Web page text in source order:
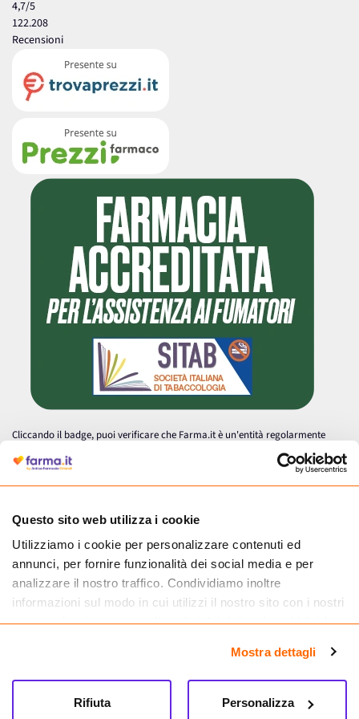
Questo sito web utilizza i cookie
Utilizziamo i cookie per personalizzare contenuti ed
annunci, per fornire funzionalità dei social media e per
analizzare il nostro traffico. Condividiamo inoltre
informazioni sul modo in cui utilizzi il nostro sito con i nostri
partner che si occupano di analisi dei dati web, pubblicità e
informazioni che hai fornito loro o che hanno raccolto dal
tuo utilizzo dei loro servizi.
Mostra dettagli
Personalizza
Rifiuta
4,7/5
122.208
Recensioni
Cliccando il badge, puoi verificare che Farma.it è un'entità regolarmente
autorizzata dal Ministero della Salute a effettuare la vendita online di
medicinali.